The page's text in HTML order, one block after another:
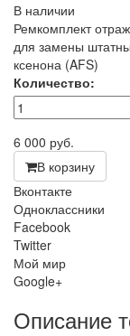
В наличии
Ремкомплект
для замены
ксенона (AFS)
Количество:
6 000 руб.
В корзину
Вконтакте
Одноклассники
Facebook
Twitter
Мой мир
Google+
Описание